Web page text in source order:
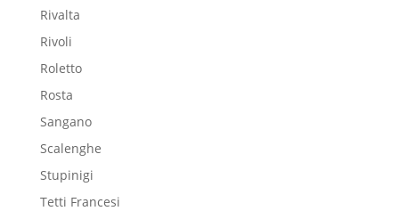
Rivalta
Rivoli
Roletto
Rosta
Sangano
Scalenghe
Stupinigi
Tetti Francesi